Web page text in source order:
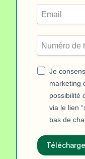
Je
marketing
possibilité
via le lien
bas de